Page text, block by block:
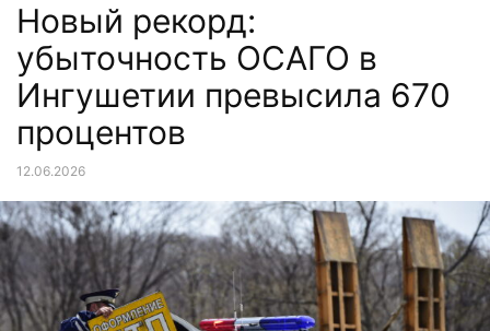
Новый рекорд:
убыточность ОСАГО в
Ингушетии превысила 670
процентов
12.06.2026